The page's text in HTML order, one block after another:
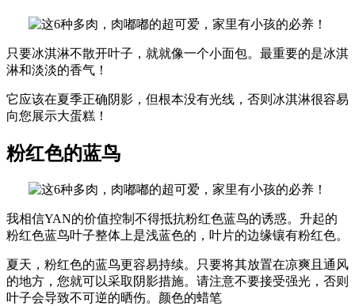
只要冰淇淋不散开叶子，就就像一个小面包。最重要的是冰淇
淋和淡淡的香气！
它应该在夏季正确阴影，但根本没有光线，否则冰淇淋很容易
向您展示大蛋糕！
粉红色的蓝鸟
我相信YAN的价值控制不得抵抗粉红色蓝鸟的诱惑。升起的
粉红色蓝鸟叶子整体上是浅蓝色的，叶片的边缘镶有粉红色。
夏天，粉红色的蓝鸟更容易持续。只要将其放置在凉爽且通风
的地方，您就可以采取阴影措施。请注意不要接受强光，否则
叶子会导致不可逆的晒伤。颜色的蜡笔